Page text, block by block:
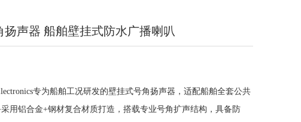
扬声器 船舶壁挂式防水广播喇叭
专为船舶工况研发的壁挂式号角扬声器，适配船舶全套公共
用铝合金+钢材复合材质打造，搭载专业号角扩声结构，具备防